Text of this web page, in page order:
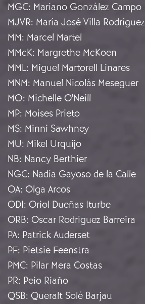
MGC: Mariano González Campo
MJVR: María José Villa Rodríguez
MM: Marcel Martel
MMcK: Margrethe McKoen
MML: Miguel Martorell Linares
MNM: Manuel Nicolás Meseguer
MO: Michelle O'Neill
MP: Moises Prieto
MS: Minni Sawhney
MU: Mikel Urquijo
NB: Nancy Berthier
NGC: Nadia Gayoso de la Calle
OA: Olga Arcos
ODI: Oriol Dueñas Iturbe
ORB: Oscar Rodríguez Barreira
PA: Patrick Auderset
PF: Pietsie Feenstra
PMC: Pilar Mera Costas
PR: Peio Riaño
QSB: Queralt Solé Barjau